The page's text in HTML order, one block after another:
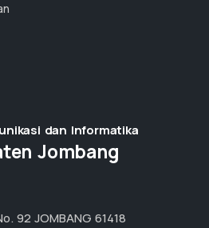
dan Informatika
Jombang
92 JOMBANG 61418